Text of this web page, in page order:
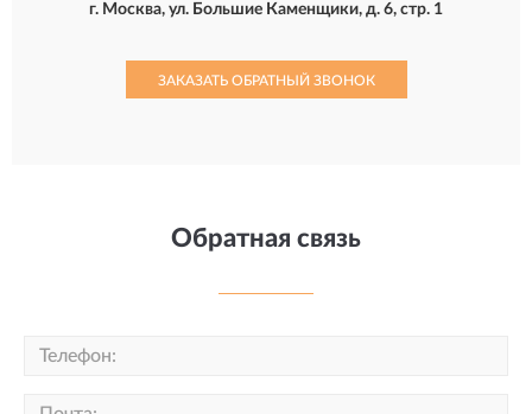
г. Москва, ул. Большие Каменщики, д. 6, стр. 1
ЗАКАЗАТЬ ОБРАТНЫЙ ЗВОНОК
Обратная связь